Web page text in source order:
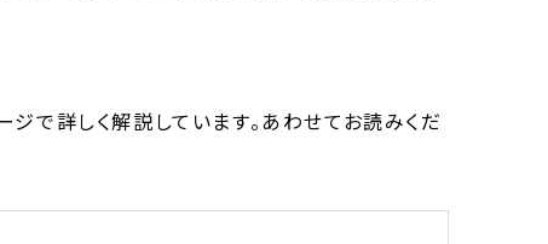
で詳しく解説しています。あわせてお読みくだ